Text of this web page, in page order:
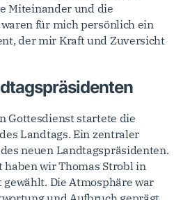
Miteinander und die
für mich persönlich ein
der mir Kraft und Zuversicht
Gottesdienst startete die
Landtags. Ein zentraler
neuen Landtagspräsidenten.
wir Thomas Strobl in
Die Atmosphäre war